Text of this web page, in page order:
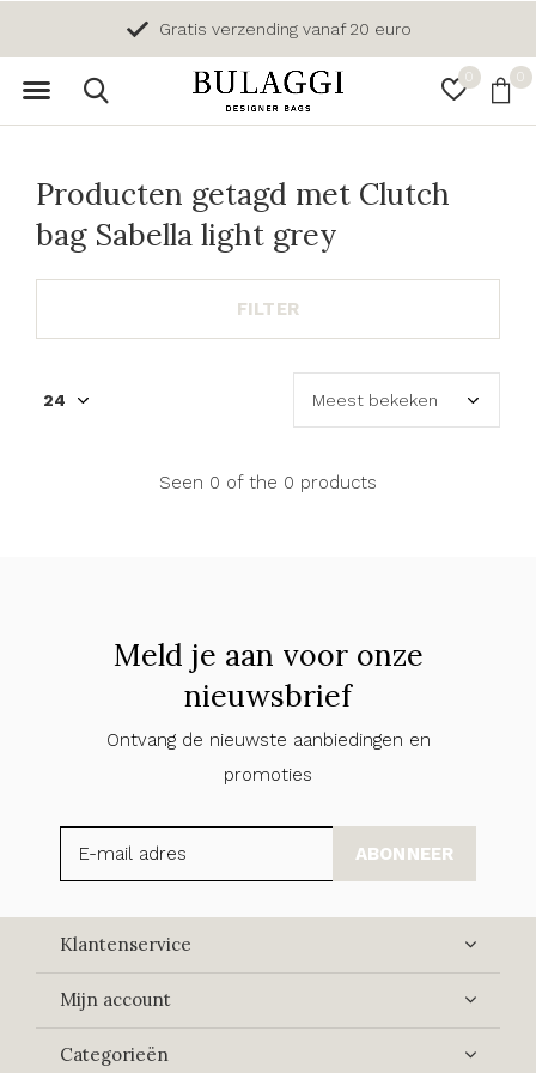
0 0
Gratis verzending vanaf 20 euro
Producten getagd met Clutch
bag Sabella light grey
FILTER
Seen 0 of the 0 products
Meld je aan voor onze
nieuwsbrief
Ontvang de nieuwste aanbiedingen en
promoties
ABONNEER
Klantenservice
Mijn account
Categorieën